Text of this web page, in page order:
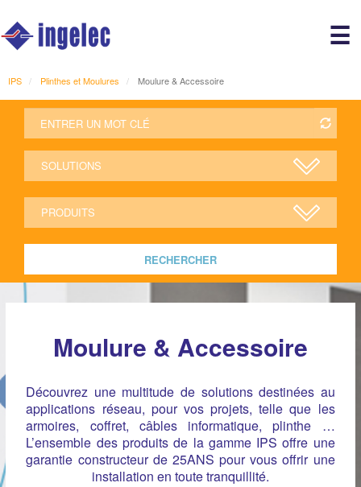
☰
IPS Plinthes et Moulures Moulure & Accessoire
RECHERCHER
Moulure & Accessoire
Découvrez une multitude de solutions destinées au
applications réseau, pour vos projets, telle que les
armoires, coffret, câbles informatique, plinthe …
L’ensemble des produits de la gamme IPS offre une
garantie constructeur de 25ANS pour vous offrir une
installation en toute tranquillité.